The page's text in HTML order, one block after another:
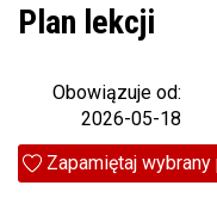
Plan lekcji
Obowiązuje od:
2026-05-18
Zapamiętaj